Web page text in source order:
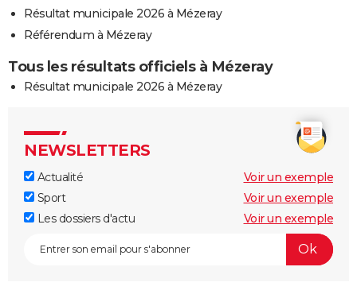
Résultat municipale 2026 à Mézeray
Référendum à Mézeray
Tous les résultats officiels à Mézeray
Résultat municipale 2026 à Mézeray
NEWSLETTERS
Actualité
Voir un exemple
Sport
Voir un exemple
Les dossiers d'actu
Voir un exemple